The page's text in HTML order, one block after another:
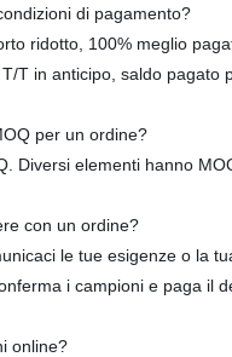
di pagamento?
ridotto, 100% meglio
T/T in anticipo, saldo
per un ordine?
Diversi elementi hanno
con un ordine?
le tue esigenze o la
i campioni e paga il
online?